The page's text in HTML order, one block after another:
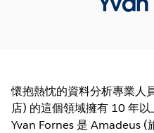
懷抱熱忱的資料分析專業人
店) 的這個領域擁有 10 年以
Yvan Fornes 是 Amadeus (